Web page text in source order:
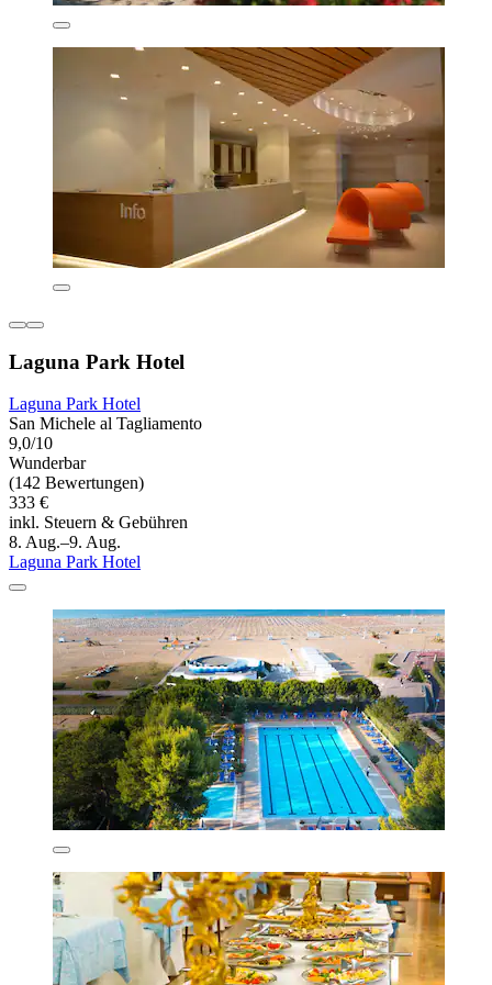
Laguna Park Hotel
Laguna Park Hotel
San Michele al Tagliamento
9,0/10
Wunderbar
(142 Bewertungen)
333 €
inkl. Steuern & Gebühren
8. Aug.–9. Aug.
Laguna Park Hotel